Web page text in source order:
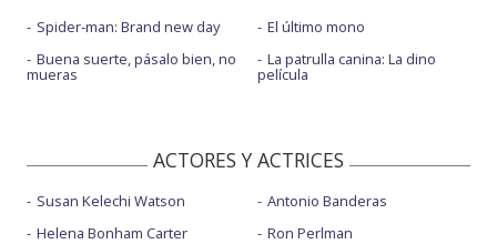
Spider-man: Brand new day
Buena suerte, pásalo bien, no
mueras
El último mono
La patrulla canina: La dino
película
ACTORES Y ACTRICES
Susan Kelechi Watson
Helena Bonham Carter
Antonio Banderas
Ron Perlman